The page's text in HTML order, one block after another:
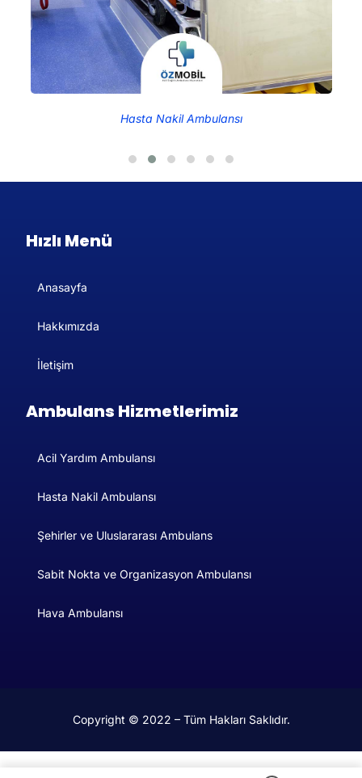
Hasta Nakil Ambulansı
Hızlı Menü
Anasayfa
Hakkımızda
İletişim
Ambulans Hizmetlerimiz
Acil Yardım Ambulansı
Hasta Nakil Ambulansı
Şehirler ve Uluslararası Ambulans​
Sabit Nokta ve Organizasyon Ambulansı
Hava Ambulansı
Copyright © 2022 – Tüm Hakları Saklıdır.